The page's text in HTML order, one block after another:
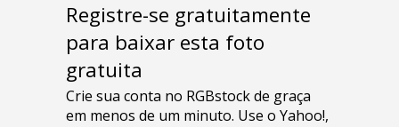
Registre-se gratuitamente
para baixar esta foto
gratuita